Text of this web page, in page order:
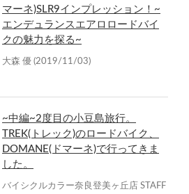
マーネ)SLR9インプレッション！~
エンデュランスエアロロードバイ
クの魅力を探る~
大森 優 (2019/11/03)
~中編~2度目の小豆島旅行。
TREK(トレック)のロードバイク、
DOMANE(ドマーネ)で行ってきま
した。
バイシクルカラー奈良登美ヶ丘店 STAFF